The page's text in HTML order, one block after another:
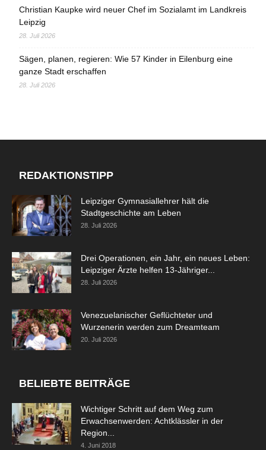
Christian Kaupke wird neuer Chef im Sozialamt im Landkreis
Leipzig
28. Juli 2026
Sägen, planen, regieren: Wie 57 Kinder in Eilenburg eine
ganze Stadt erschaffen
28. Juli 2026
REDAKTIONSTIPP
Leipziger Gymnasiallehrer hält die
Stadtgeschichte am Leben
28. Juli 2026
Drei Operationen, ein Jahr, ein neues Leben:
Leipziger Ärzte helfen 13-Jähriger...
28. Juli 2026
Venezuelanischer Geflüchteter und
Wurzenerin werden zum Dreamteam
20. Juli 2026
BELIEBTE BEITRÄGE
Wichtiger Schritt auf dem Weg zum
Erwachsenwerden: Achtklässler in der
Region...
4. Juni 2018